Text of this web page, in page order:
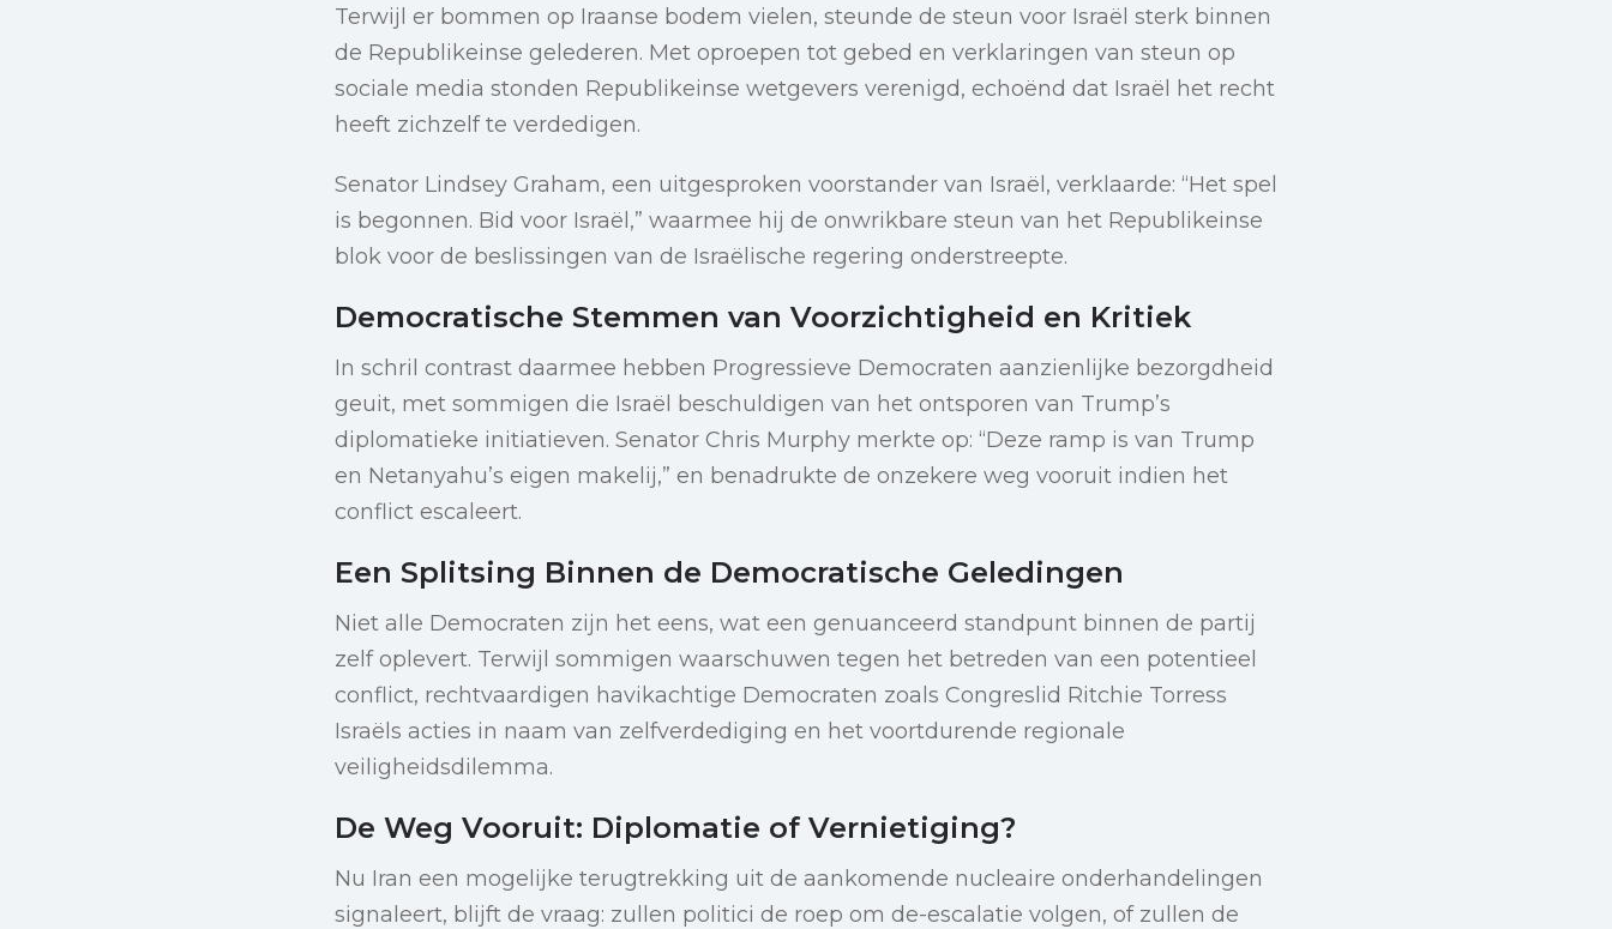
Terwijl er bommen op Iraanse bodem vielen, steunde de steun voor Israël sterk binnen
de Republikeinse gelederen. Met oproepen tot gebed en verklaringen van steun op
sociale media stonden Republikeinse wetgevers verenigd, echoënd dat Israël het recht
heeft zichzelf te verdedigen.
Senator Lindsey Graham, een uitgesproken voorstander van Israël, verklaarde: “Het spel
is begonnen. Bid voor Israël,” waarmee hij de onwrikbare steun van het Republikeinse
blok voor de beslissingen van de Israëlische regering onderstreepte.
Democratische Stemmen van Voorzichtigheid en Kritiek
In schril contrast daarmee hebben Progressieve Democraten aanzienlijke bezorgdheid
geuit, met sommigen die Israël beschuldigen van het ontsporen van Trump’s
diplomatieke initiatieven. Senator Chris Murphy merkte op: “Deze ramp is van Trump
en Netanyahu’s eigen makelij,” en benadrukte de onzekere weg vooruit indien het
conflict escaleert.
Een Splitsing Binnen de Democratische Geledingen
Niet alle Democraten zijn het eens, wat een genuanceerd standpunt binnen de partij
zelf oplevert. Terwijl sommigen waarschuwen tegen het betreden van een potentieel
conflict, rechtvaardigen havikachtige Democraten zoals Congreslid Ritchie Torress
Israëls acties in naam van zelfverdediging en het voortdurende regionale
veiligheidsdilemma.
De Weg Vooruit: Diplomatie of Vernietiging?
Nu Iran een mogelijke terugtrekking uit de aankomende nucleaire onderhandelingen
signaleert, blijft de vraag: zullen politici de roep om de-escalatie volgen, of zullen de